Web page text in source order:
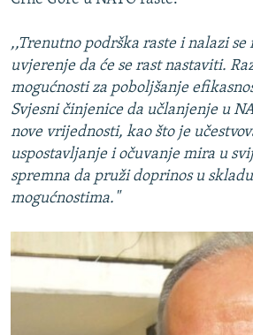
,,Trenutno podrška raste i nalazi se
uvjerenje da će se rast nastaviti.
mogućnosti za poboljšanje
Svjesni činjenice da učlanjenje u
nove vrijednosti, kao što je
uspostavljanje i očuvanje mira u
spremna da pruži doprinos u
mogućnostima."